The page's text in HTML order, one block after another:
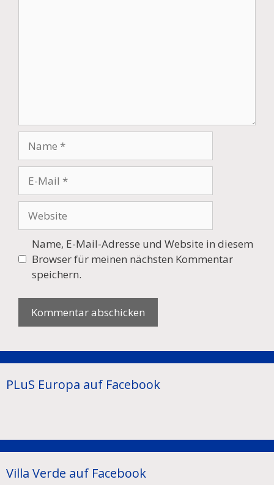
Mail
Name, E-Mail-Adresse und Website in diesem
Browser für meinen nächsten Kommentar
speichern.
PLuS Europa auf Facebook
Villa Verde auf Facebook